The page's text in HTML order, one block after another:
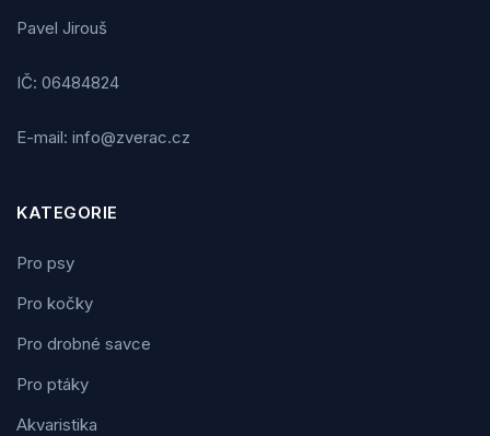
Pavel Jirouš
IČ: 06484824
E-mail: info@zverac.cz
KATEGORIE
Pro psy
Pro kočky
Pro drobné savce
Pro ptáky
Akvaristika